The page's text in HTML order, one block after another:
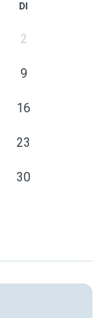
DI
2
9
16
23
30